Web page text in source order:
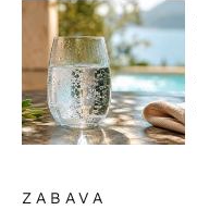
ZABAVA